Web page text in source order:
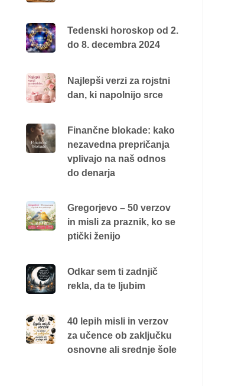
Tedenski horoskop od 2.
do 8. decembra 2024
Najlepši verzi za rojstni
dan, ki napolnijo srce
Finančne blokade: kako
nezavedna prepričanja
vplivajo na naš odnos
do denarja
Gregorjevo – 50 verzov
in misli za praznik, ko se
ptički ženijo
Odkar sem ti zadnjič
rekla, da te ljubim
40 lepih misli in verzov
za učence ob zaključku
osnovne ali srednje šole